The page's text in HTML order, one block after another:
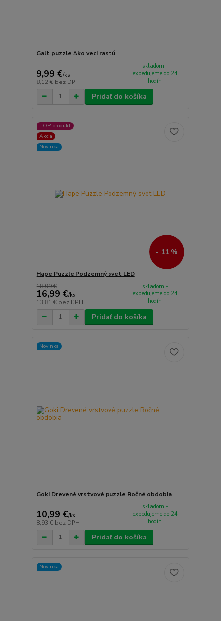
Galt puzzle Ako veci rastú
9,99 €/ks
8,12 € bez DPH
skladom -
expedujeme do 24
hodín
Pridať do košíka
TOP produkt
Akcia
Novinka
- 11 %
Hape Puzzle Podzemný svet LED
18,99 €
16,99 €/ks
13,81 € bez DPH
skladom -
expedujeme do 24
hodín
Pridať do košíka
Novinka
Goki Drevené vrstvové puzzle Ročné obdobia
10,99 €/ks
8,93 € bez DPH
skladom -
expedujeme do 24
hodín
Pridať do košíka
Novinka